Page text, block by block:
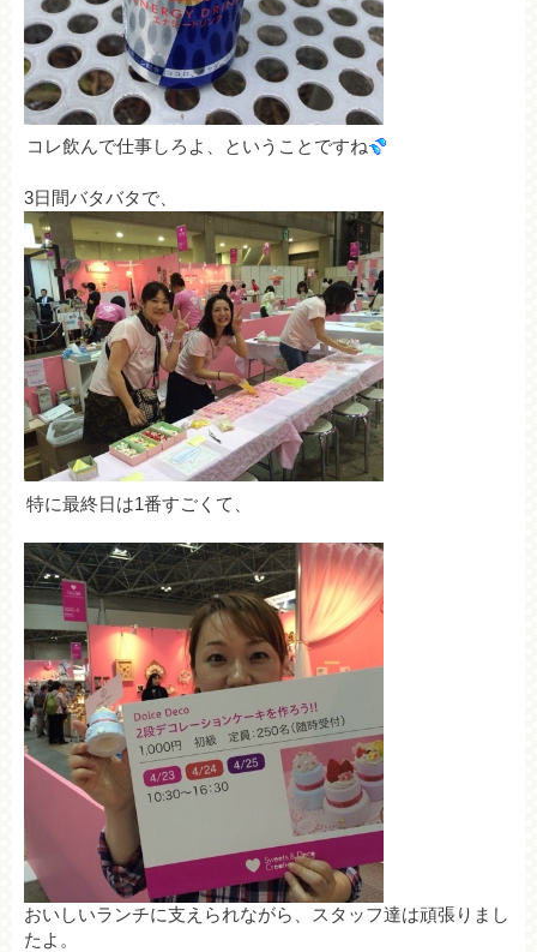
コレ飲んで仕事しろよ、ということですね
3日間バタバタで、
特に最終日は1番すごくて、
おいしいランチに支えられながら、スタッフ達は頑張りまし
たよ。